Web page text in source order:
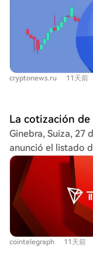
DeFi y
alrededor de 8,75
mercado de 6.550
muestra una
8,50-8,30 USD y
indicadores como
integraciones en
Ethereum, y
datos oráculo para
pronósticos de
espera que LINK
y podría llegar
algunas
corto plazo, su
su potencial como
cryptonews.ru 11天前
Ginebra, Suiza, 27
anunció el listado
la red TRON, en
compensación
contrato de
instituciones
herramienta para
TRON a través de
una plataforma
cointelegraph 11天前